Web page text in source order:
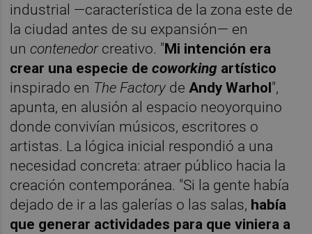
industrial —característica de la zona este de
la ciudad antes de su expansión— en
uncontenedor creativo. "Mi intención era
crear una especie decoworking artístico
inspirado en The Factory de Andy Warhol",
apunta, en alusión al espacio neoyorquino
donde convivían músicos, escritores o
artistas. La lógica inicial respondió a una
necesidad concreta: atraer público hacia la
creación contemporánea. "Si la gente había
dejado de ir a las galerías o las salas, había
que generar actividades para que viniera a